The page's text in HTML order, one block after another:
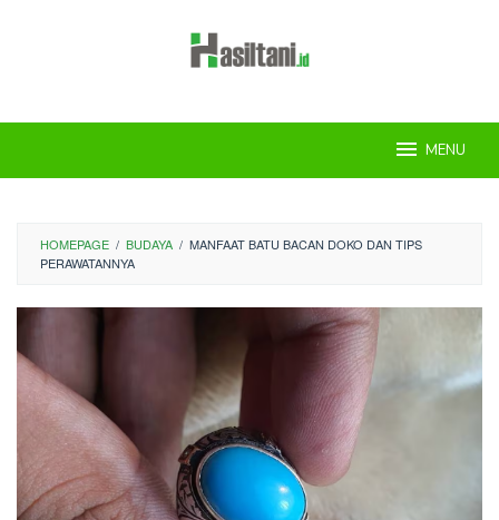
MENU
HOMEPAGE / BUDAYA / MANFAAT BATU BACAN DOKO DAN TIPS
PERAWATANNYA